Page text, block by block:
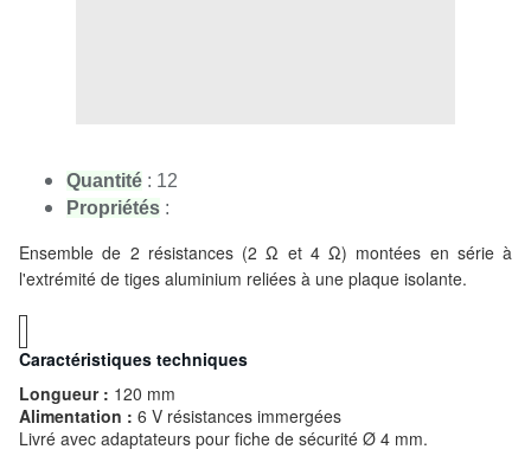
Quantité : 12
Propriétés :
Ensemble de 2 résistances (2 Ω et 4 Ω) montées en série à
l'extrémité de tiges aluminium reliées à une plaque isolante.
Caractéristiques techniques
Longueur : 120 mm
Alimentation : 6 V résistances immergées
Livré avec adaptateurs pour fiche de sécurité Ø 4 mm.